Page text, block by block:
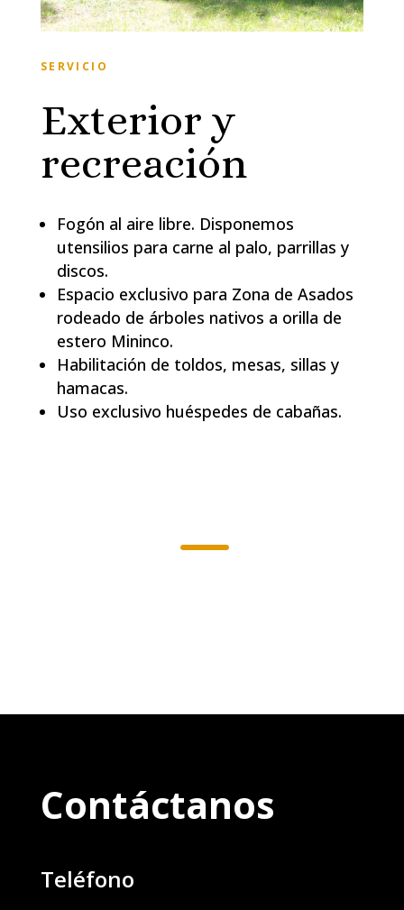
SERVICIO
Exterior y
recreación
Fogón al aire libre. Disponemos
utensilios para carne al palo, parrillas y
discos.
Espacio exclusivo para Zona de Asados
rodeado de árboles nativos a orilla de
estero Mininco.
Habilitación de toldos, mesas, sillas y
hamacas.
Uso exclusivo huéspedes de cabañas.
K
Contáctanos
Teléfono